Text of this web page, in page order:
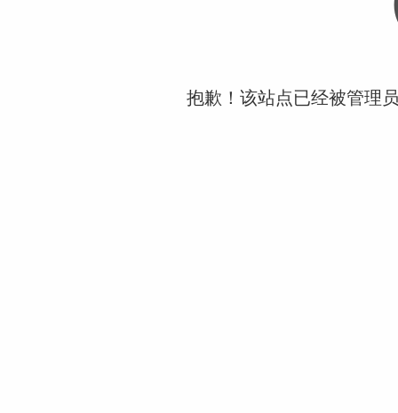
抱歉！该站点已经被管理